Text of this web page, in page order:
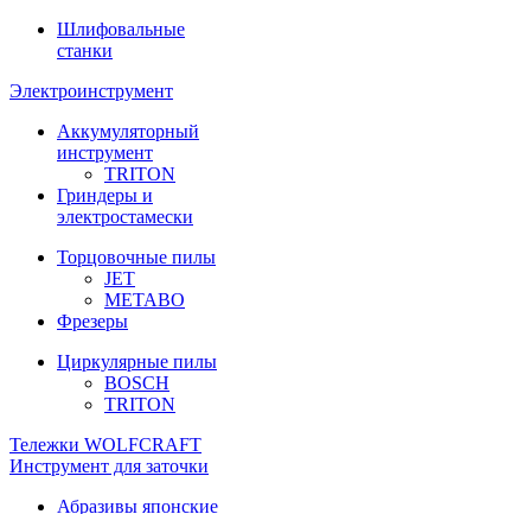
Шлифовальные
станки
Электроинструмент
Аккумуляторный
инструмент
TRITON
Гриндеры и
электростамески
Торцовочные пилы
JET
METABO
Фрезеры
Циркулярные пилы
BOSCH
TRITON
Тележки WOLFCRAFT
Инструмент для заточки
Абразивы японские